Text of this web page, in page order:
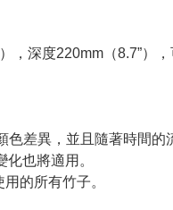
，深度220mm（8.7”），
差異，並且隨著時間
也將適用。
的所有竹子。